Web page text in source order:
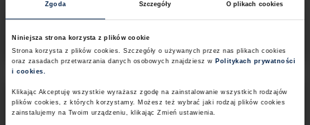
Zgoda Szczegóły O plikach cookies
Niniejsza strona korzysta z plików cookie
Strona korzysta z plików cookies. Szczegóły o używanych przez nas plikach cookies
oraz zasadach przetwarzania danych osobowych znajdziesz w Politykach prywatności
i cookies.​ ​
Klikając Akceptuję wszystkie wyrażasz zgodę na zainstalowanie wszystkich rodzajów
plików cookies,​ z których korzystamy. Możesz też wybrać jaki rodzaj plików cookies
zainstalujemy na Twoim urządzeniu,​ klikając Zmień ustawienia.​ ​
zmieszaniem z innymi elementami. Taki napój jest
niezwykle łatwy w przygotowaniu, dlatego sprawdzi
się świetnie w przypadku osób, które potrzebują
szybkiego deseru, aby poczęstować przyjaciół
podczas letnich spotkań.
Mrożona czekolada z dodatkiem
czerwonej porzeczki